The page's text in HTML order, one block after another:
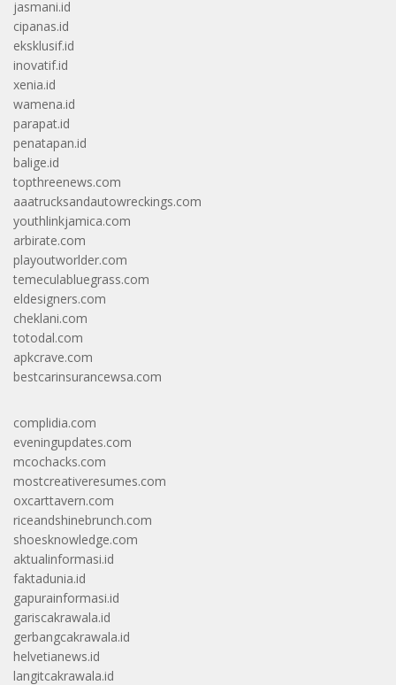
jasmani.id
cipanas.id
eksklusif.id
inovatif.id
xenia.id
wamena.id
parapat.id
penatapan.id
balige.id
topthreenews.com
aaatrucksandautowreckings.com
youthlinkjamica.com
arbirate.com
playoutworlder.com
temeculabluegrass.com
eldesigners.com
cheklani.com
totodal.com
apkcrave.com
bestcarinsurancewsa.com
complidia.com
eveningupdates.com
mcochacks.com
mostcreativeresumes.com
oxcarttavern.com
riceandshinebrunch.com
shoesknowledge.com
aktualinformasi.id
faktadunia.id
gapurainformasi.id
gariscakrawala.id
gerbangcakrawala.id
helvetianews.id
langitcakrawala.id